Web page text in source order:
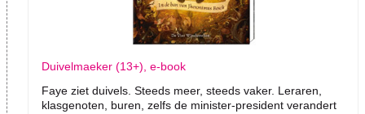
Duivelmaeker (13+), e-book
Faye ziet duivels. Steeds meer, steeds vaker. Leraren,
klasgenoten, buren, zelfs de minister-president verandert